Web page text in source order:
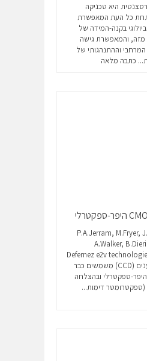
היא טכניקה
כל העת המאפשרת
בקנה-המידה של
מזה, והמאפשרת גישה
וההתנהגותי של
כתבה מלאה
P.A.Jerram, M.Fryer,
A.Walker,
Defernez e2v
התקנים צמודי מטענים (CCD) משמשים כבר
ספקטרלי ובהצלחה